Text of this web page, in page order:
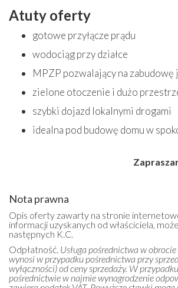
Atuty oferty
gotowe przyłącze prądu
wodociąg przy działce
MPZP pozwalający na
zielone otoczenie i dużo
szybki dojazd lokalnymi drogami
idealna pod budowę domu w
Nota prawna
Opis oferty zawarty na stronie
informacji uzyskanych od właściciela,
następnych K.C.
Odpłatność. Usługa pośrednictwa w
wynosi w przypadku pośrednictwa przy
wyłączności) od ceny sprzedaży. W
pośrednictwie w najmie wynagrodzenie